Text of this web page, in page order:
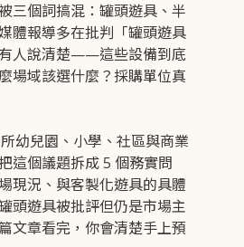
三個詞搞混：罐頭遊具、半
體報導多在批判「罐頭遊具
人說清楚——這些設備到底
場域該選什麼？採購單位真
幼兒園、小學、社區與商業
這個議題拆成 5 個務實問
現況、與客製化遊具的具體
頭遊具被批評但仍是市場主
文章看完，你會清楚手上預